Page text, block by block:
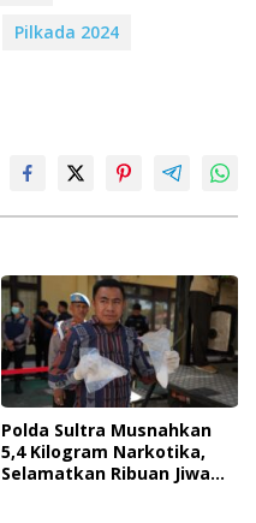
Pilkada 2024
Polda Sultra Musnahkan
5,4 Kilogram Narkotika,
Selamatkan Ribuan Jiwa